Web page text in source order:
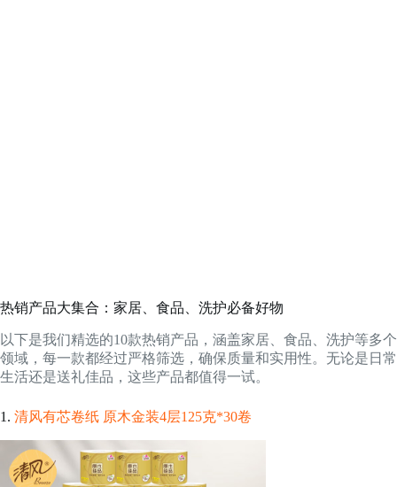
热销产品大集合：家居、食品、洗护必备好物
以下是我们精选的10款热销产品，涵盖家居、食品、洗护等多个
领域，每一款都经过严格筛选，确保质量和实用性。无论是日常
生活还是送礼佳品，这些产品都值得一试。
1. 清风有芯卷纸 原木金装4层125克*30卷